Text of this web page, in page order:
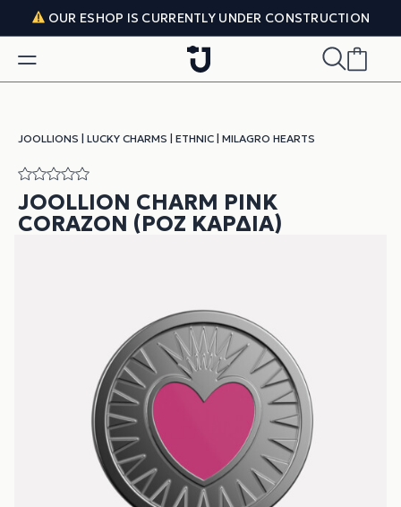
Skip to content
OUR ESHOP IS CURRENTLY UNDER CONSTRUCTION
JOOLLIONS LUCKY CHARMS ETHNIC MILAGRO HEARTS
JOOLLION CHARM PINK
CORAZON (ΡΟΖ ΚΑΡΔΙΆ)